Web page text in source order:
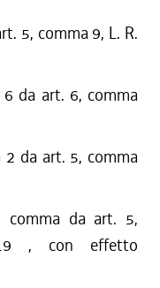
5, comma 9, L. R.
da art. 6, comma
2 da art. 5, comma
comma da art. 5,
, con effetto